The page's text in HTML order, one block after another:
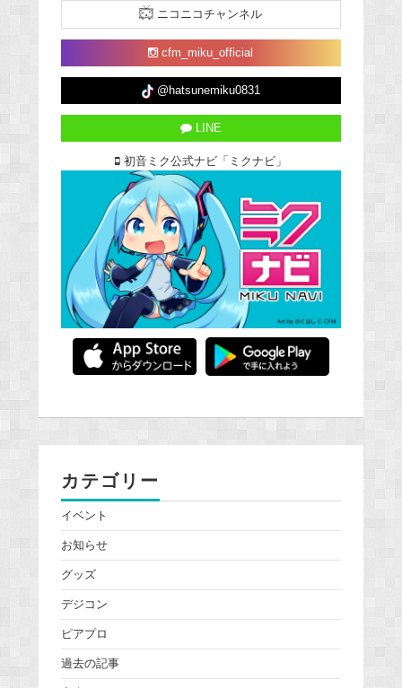
ニコニコチャンネル
cfm_miku_official
@hatsunemiku0831
LINE
初音ミク公式ナビ「ミクナビ」
カテゴリー
イベント
お知らせ
グッズ
デジコン
ピアプロ
過去の記事